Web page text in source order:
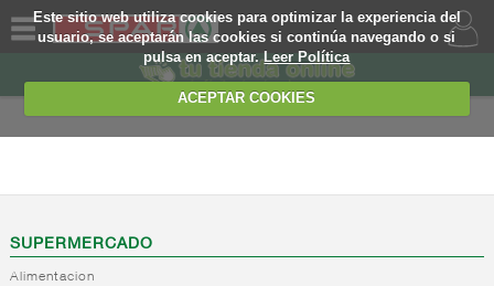
Este sitio web utiliza cookies para optimizar la experiencia del
usuario, se aceptarán las cookies si continúa navegando o si
pulsa en aceptar.Leer Política
ACEPTAR COOKIES
SOMOS
WEB
cocinados
SUPERMERCADO
Alimentacion